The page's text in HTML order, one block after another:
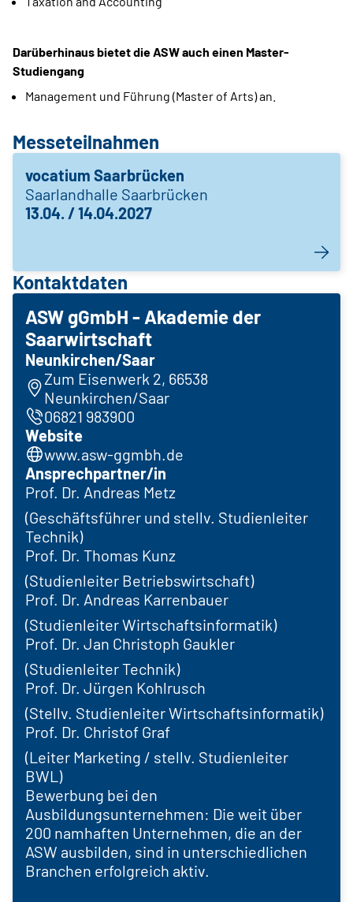
Darüberhinaus bietet die ASW auch einen Master-
Studiengang
Management und Führung (Master of Arts) an.
Messeteilnahmen
vocatium Saarbrücken
Saarlandhalle Saarbrücken
13.04. / 14.04.2027
Kontaktdaten
ASW gGmbH - Akademie der
Saarwirtschaft
Neunkirchen/Saar
Zum Eisenwerk 2, 66538
Neunkirchen/Saar
06821 983900
Website
www.asw-ggmbh.de
Ansprechpartner/in
Prof. Dr. Andreas Metz
(Geschäftsführer und stellv. Studienleiter
Technik)
Prof. Dr. Thomas Kunz
(Studienleiter Betriebswirtschaft)
Prof. Dr. Andreas Karrenbauer
(Studienleiter Wirtschaftsinformatik)
Prof. Dr. Jan Christoph Gaukler
(Studienleiter Technik)
Prof. Dr. Jürgen Kohlrusch
(Stellv. Studienleiter Wirtschaftsinformatik)
Prof. Dr. Christof Graf
(Leiter Marketing / stellv. Studienleiter
BWL)
Bewerbung bei den
Ausbildungsunternehmen: Die weit über
200 namhaften Unternehmen, die an der
ASW ausbilden, sind in unterschiedlichen
Branchen erfolgreich aktiv.